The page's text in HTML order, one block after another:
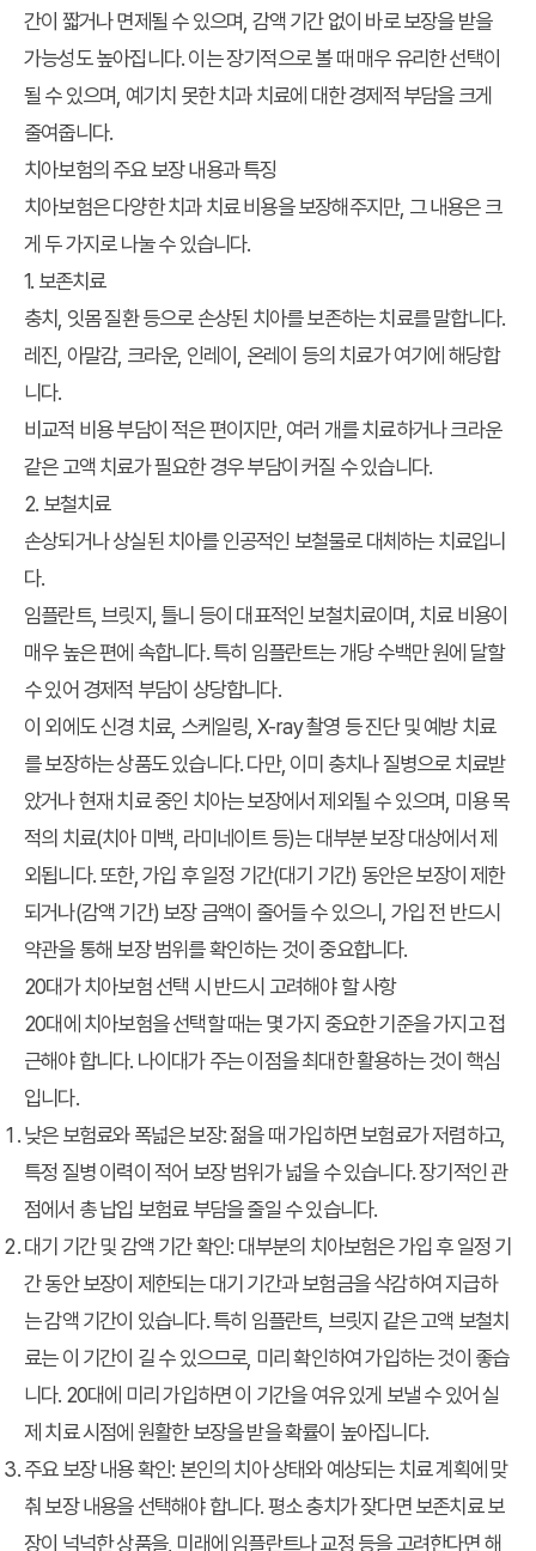
간이 짧거나 면제될 수 있으며, 감액 기간 없이 바로 보장을 받을
가능성도 높아집니다. 이는 장기적으로 볼 때 매우 유리한 선택이
될 수 있으며, 예기치 못한 치과 치료에 대한 경제적 부담을 크게
줄여줍니다.
치아보험의 주요 보장 내용과 특징
치아보험은 다양한 치과 치료 비용을 보장해주지만, 그 내용은 크
게 두 가지로 나눌 수 있습니다.
1. 보존치료
충치, 잇몸 질환 등으로 손상된 치아를 보존하는 치료를 말합니다.
레진, 아말감, 크라운, 인레이, 온레이 등의 치료가 여기에 해당합
니다.
비교적 비용 부담이 적은 편이지만, 여러 개를 치료하거나 크라운
같은 고액 치료가 필요한 경우 부담이 커질 수 있습니다.
2. 보철치료
손상되거나 상실된 치아를 인공적인 보철물로 대체하는 치료입니
다.
임플란트, 브릿지, 틀니 등이 대표적인 보철치료이며, 치료 비용이
매우 높은 편에 속합니다. 특히 임플란트는 개당 수백만 원에 달할
수 있어 경제적 부담이 상당합니다.
이 외에도 신경 치료, 스케일링, X-ray 촬영 등 진단 및 예방 치료
를 보장하는 상품도 있습니다. 다만, 이미 충치나 질병으로 치료받
았거나 현재 치료 중인 치아는 보장에서 제외될 수 있으며, 미용 목
적의 치료(치아 미백, 라미네이트 등)는 대부분 보장 대상에서 제
외됩니다. 또한, 가입 후 일정 기간(대기 기간) 동안은 보장이 제한
되거나(감액 기간) 보장 금액이 줄어들 수 있으니, 가입 전 반드시
약관을 통해 보장 범위를 확인하는 것이 중요합니다.
20대가 치아보험 선택 시 반드시 고려해야 할 사항
20대에 치아보험을 선택할 때는 몇 가지 중요한 기준을 가지고 접
근해야 합니다. 나이대가 주는 이점을 최대한 활용하는 것이 핵심
입니다.
낮은 보험료와 폭넓은 보장:젊을 때 가입하면 보험료가 저렴하고,
특정 질병 이력이 적어 보장 범위가 넓을 수 있습니다. 장기적인 관
점에서 총 납입 보험료 부담을 줄일 수 있습니다.
대기 기간 및 감액 기간 확인: 대부분의 치아보험은 가입 후 일정 기
간 동안 보장이 제한되는 대기 기간과 보험금을 삭감하여 지급하
는 감액 기간이 있습니다. 특히 임플란트, 브릿지 같은 고액 보철치
료는 이 기간이 길 수 있으므로, 미리 확인하여 가입하는 것이 좋습
니다. 20대에 미리 가입하면 이 기간을 여유 있게 보낼 수 있어 실
제 치료 시점에 원활한 보장을 받을 확률이 높아집니다.
주요 보장 내용 확인: 본인의 치아 상태와 예상되는 치료 계획에 맞
춰 보장 내용을 선택해야 합니다. 평소 충치가 잦다면 보존치료 보
장이 넉넉한 상품을, 미래에 임플란트나 교정 등을 고려한다면 해